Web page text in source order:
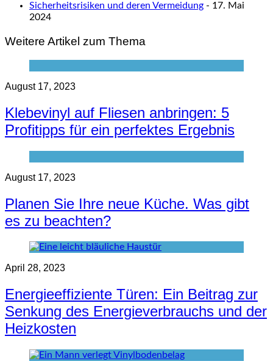
Sicherheitsrisiken und deren Vermeidung - 17. Mai
2024
Weitere Artikel zum Thema
August 17, 2023
Klebevinyl auf Fliesen anbringen: 5
Profitipps für ein perfektes Ergebnis
August 17, 2023
Planen Sie Ihre neue Küche. Was gibt
es zu beachten?
April 28, 2023
Energieeffiziente Türen: Ein Beitrag zur
Senkung des Energieverbrauchs und der
Heizkosten